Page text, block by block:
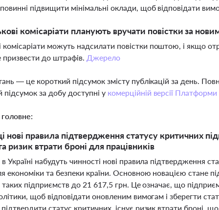
повинні підвищити мінімальні оклади, щоб відповідати
комісаріати планують вручати повістки за
комісаріати можуть надсилати повістки поштою, і якщо
до штрафів. Джерело
— це короткий підсумок змісту публікацій за день.
за добу доступні у комерційній версії
нові правила підтвердження статусу критичних
ризик втрати броні для працівників
Україні набудуть чинності нові правила підтвердження
економіки та безпеки країни. Основною новацією стане
таких підприємств до 21 617,5 грн. Це означає, що
щоб відповідати оновленим вимогам і зберегти
статус критичних, існує ризик втрати броні,